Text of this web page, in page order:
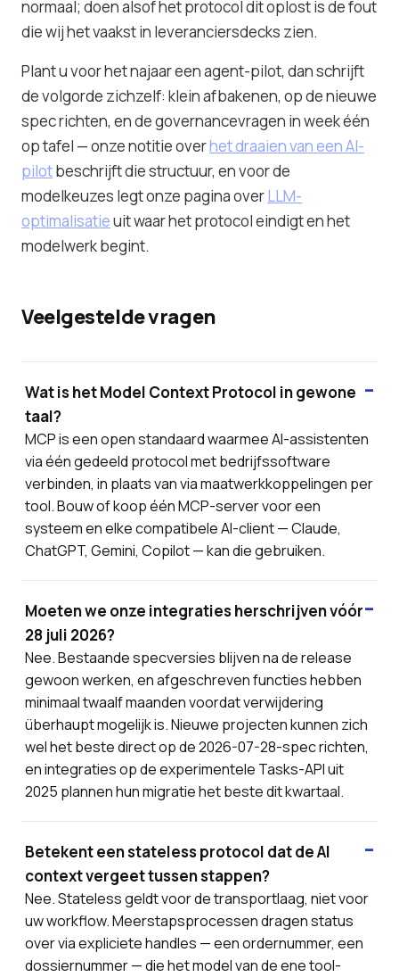
normaal; doen alsof het protocol dit oplost is de fout
die wij het vaakst in leveranciersdecks zien.
Plant u voor het najaar een agent-pilot, dan schrijft
de volgorde zichzelf: klein afbakenen, op de nieuwe
spec richten, en de governancevragen in week één
op tafel — onze notitie overhet draaien van een AI-
pilotbeschrijft die structuur, en voor de
modelkeuzes legt onze pagina overLLM-
optimalisatieuit waar het protocol eindigt en het
modelwerk begint.
Veelgestelde vragen
Wat is het Model Context Protocol in gewone
taal?
MCP is een open standaard waarmee AI-assistenten
via één gedeeld protocol met bedrijfssoftware
verbinden, in plaats van via maatwerkkoppelingen per
tool. Bouw of koop één MCP-server voor een
systeem en elke compatibele AI-client — Claude,
ChatGPT, Gemini, Copilot — kan die gebruiken.
Moeten we onze integraties herschrijven vóór
28 juli 2026?
Nee. Bestaande specversies blijven na de release
gewoon werken, en afgeschreven functies hebben
minimaal twaalf maanden voordat verwijdering
überhaupt mogelijk is. Nieuwe projecten kunnen zich
wel het beste direct op de 2026-07-28-spec richten,
en integraties op de experimentele Tasks-API uit
2025 plannen hun migratie het beste dit kwartaal.
Betekent een stateless protocol dat de AI
context vergeet tussen stappen?
Nee. Stateless geldt voor de transportlaag, niet voor
uw workflow. Meerstapsprocessen dragen status
over via expliciete handles — een ordernummer, een
dossiernummer — die het model van de ene tool-